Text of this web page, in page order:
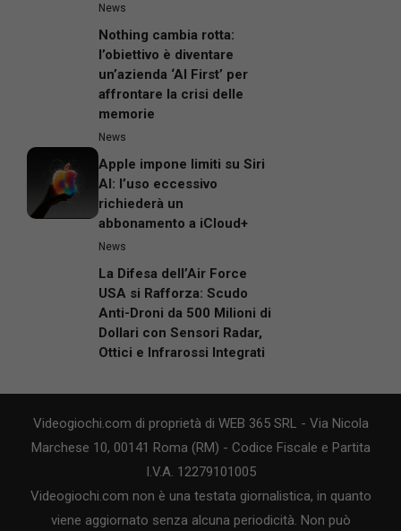
News
Nothing cambia rotta:
l’obiettivo è diventare
un’azienda ‘AI First’ per
affrontare la crisi delle
memorie
News
Apple impone limiti su Siri
AI: l’uso eccessivo
richiederà un
abbonamento a iCloud+
News
La Difesa dell’Air Force
USA si Rafforza: Scudo
Anti-Droni da 500 Milioni di
Dollari con Sensori Radar,
Ottici e Infrarossi Integrati
Videogiochi.com di proprietà di WEB 365 SRL - Via Nicola
Marchese 10, 00141 Roma (RM) - Codice Fiscale e Partita
I.V.A. 12279101005
Videogiochi.com non è una testata giornalistica, in quanto
viene aggiornato senza alcuna periodicità. Non può